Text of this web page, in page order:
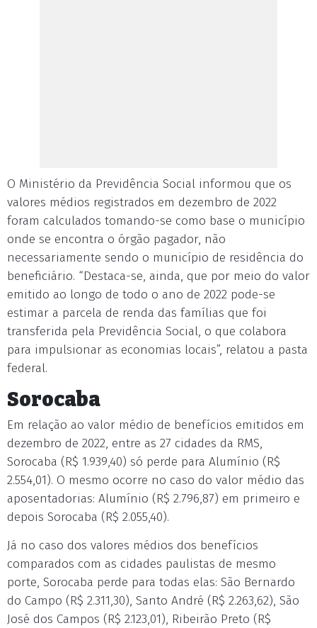
O Ministério da Previdência Social informou que os
valores médios registrados em dezembro de 2022
foram calculados tomando-se como base o município
onde se encontra o órgão pagador, não
necessariamente sendo o município de residência do
beneficiário. “Destaca-se, ainda, que por meio do valor
emitido ao longo de todo o ano de 2022 pode-se
estimar a parcela de renda das famílias que foi
transferida pela Previdência Social, o que colabora
para impulsionar as economias locais”, relatou a pasta
federal.
Sorocaba
Em relação ao valor médio de benefícios emitidos em
dezembro de 2022, entre as 27 cidades da RMS,
Sorocaba (R$ 1.939,40) só perde para Alumínio (R$
2.554,01). O mesmo ocorre no caso do valor médio das
aposentadorias: Alumínio (R$ 2.796,87) em primeiro e
depois Sorocaba (R$ 2.055,40).
Já no caso dos valores médios dos benefícios
comparados com as cidades paulistas de mesmo
porte, Sorocaba perde para todas elas: São Bernardo
do Campo (R$ 2.311,30), Santo André (R$ 2.263,62), São
José dos Campos (R$ 2.123,01), Ribeirão Preto (R$